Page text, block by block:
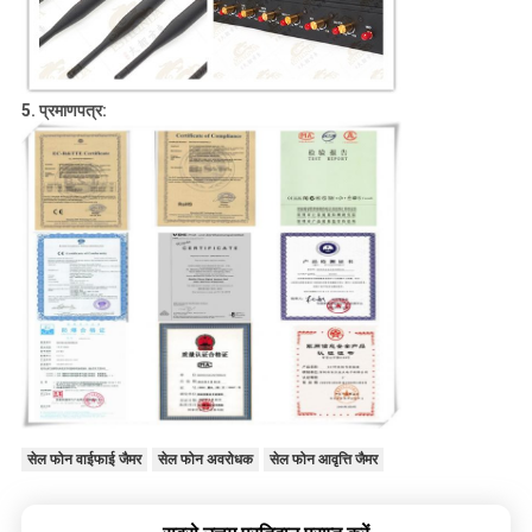
5. प्रमाणपत्र:
सेल फोन वाईफाई जैमर सेल फोन अवरोधक सेल फोन आवृत्ति जैमर